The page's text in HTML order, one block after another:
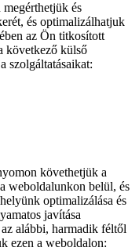
és
és optimalizálhatjuk
az Ön titkosított
következő külső
szolgáltatásaikat:
követhetjük a
weboldalunkon belül, és
optimalizálása és
javítása
alábbi, harmadik féltől
ezen a weboldalon: